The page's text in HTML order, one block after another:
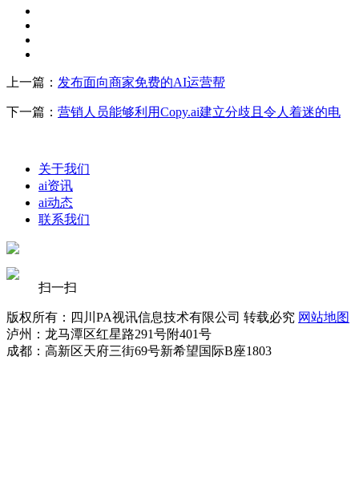
上一篇： 发布面向商家免费的AI运营帮
下一篇： 营销人员能够利用Copy.ai建立分歧且令人着迷的电
关于我们
ai资讯
ai动态
联系我们
扫一扫
版权所有：四川PA视讯信息技术有限公司 转载必究 网站地图
泸州：龙马潭区红星路291号附401号
成都：高新区天府三街69号新希望国际B座1803